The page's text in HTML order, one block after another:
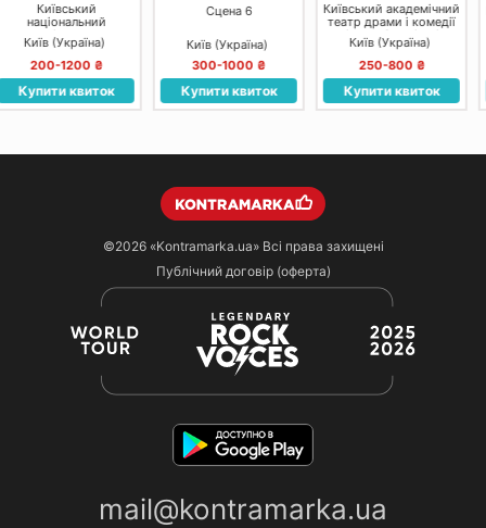
Сцена 6
Київ (Україна)
300-1000 ₴
Купити квиток
Київський академічний
театр драми і комедії
Київ (Україна)
250-800 ₴
Купити квиток
Київський
театр драми і комедії
на лівому березі
Київ (Україна)
300-1100 ₴
Купити квиток
©2026 «Kontramarka.ua»Всі права захищені
Публічний договір (оферта)
mail@kontramarka.ua